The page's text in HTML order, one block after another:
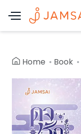
Home Book